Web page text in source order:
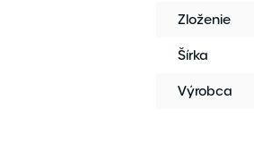
Zloženie
Šírka
Výrobca